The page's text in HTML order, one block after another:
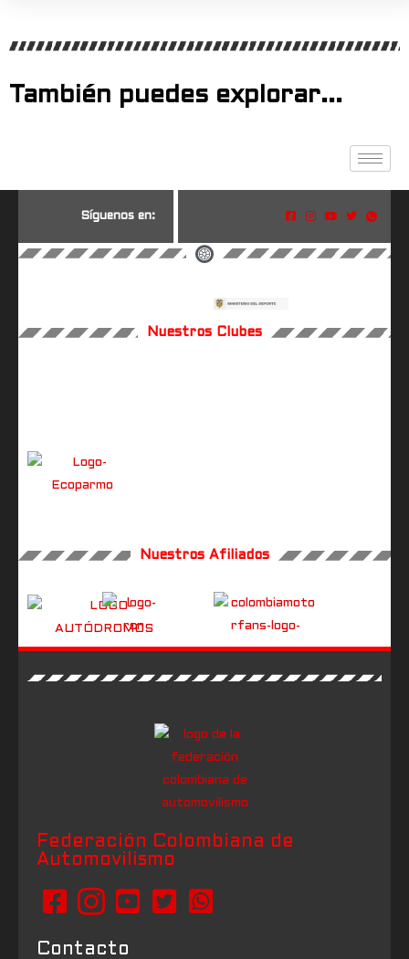
También puedes explorar...
Síguenos en:
Nuestros Clubes
Nuestros Afiliados
Federación Colombiana de
Automovilismo
Contacto